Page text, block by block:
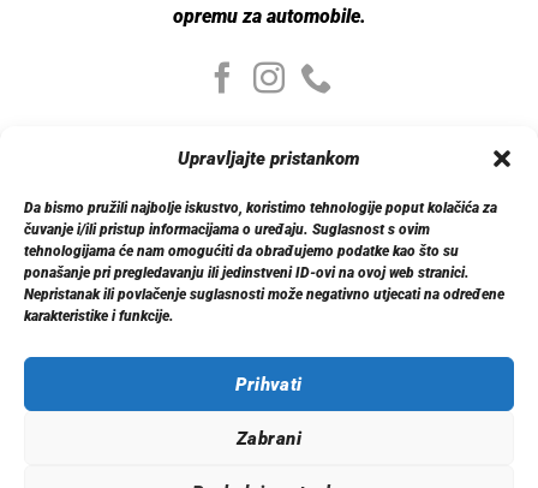
Upravljajte pristankom
Da bismo pružili najbolje iskustvo, koristimo tehnologije poput kolačića za
čuvanje i/ili pristup informacijama o uređaju. Suglasnost s ovim
tehnologijama će nam omogućiti da obrađujemo podatke kao što su
ponašanje pri pregledavanju ili jedinstveni ID-ovi na ovoj web stranici.
Nepristanak ili povlačenje suglasnosti može negativno utjecati na određene
karakteristike i funkcije.
Prihvati
Zabrani
opremu za automobile.
Moj nalog
Moj nalog
Moje narudžbe
Detalji računa
Log out
Informacije
Politika privatnosti